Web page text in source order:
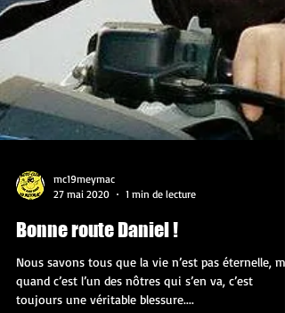
mc19meymac
27 mai 2020
1 min de lecture